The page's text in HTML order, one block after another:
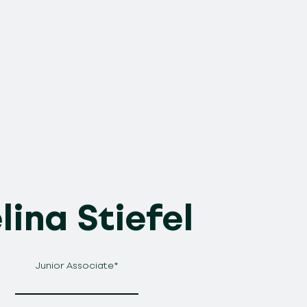
Stiefel
Junior Associate*